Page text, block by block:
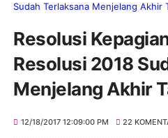
Sudah Terlaksana Menjelang Akhir
Resolusi
Resolusi 2018
Menjelang Akhir
12/18/2017 12:09:00 PM 22